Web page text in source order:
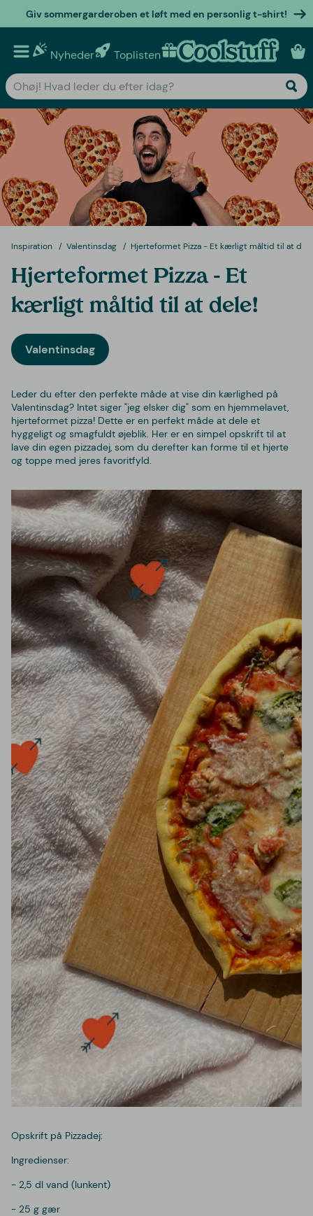
Giv sommergarderoben et løft med en personlig t-shirt!
Nyheder Toplisten Personlige gaver
Inspiration Valentinsdag Hjerteformet Pizza - Et kærligt måltid til at
Hjerteformet Pizza - Et
kærligt måltid til at dele!
Valentinsdag
Leder du efter den perfekte måde at vise din kærlighed på
Valentinsdag? Intet siger "jeg elsker dig" som en hjemmelavet,
hjerteformet pizza! Dette er en perfekt måde at dele et
hyggeligt og smagfuldt øjeblik. Her er en simpel opskrift til at
lave din egen pizzadej, som du derefter kan forme til et hjerte
og toppe med jeres favoritfyld.
Opskrift på Pizzadej:
Ingredienser:
- 2,5 dl vand (lunkent)
- 25 g gær